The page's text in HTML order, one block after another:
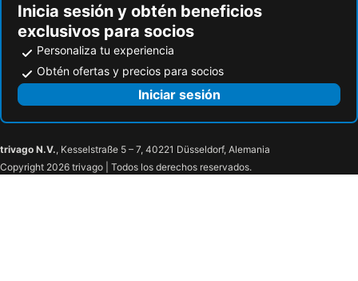
Flor de la selva
Malokamazonas
Hotel Pirarucu
Omshanty
Hotel Lomas del Paiyü
Amazonas Real
Casa Maüne
Refugio Turistico Maiku
Wikungo Hotel
Hotel Cori
Centro Recreacional El Korral
Hostal La Esperanza 2
Calanoa
Hotel Luvana Suite
Aparta Estadio
Inicia sesión y obtén beneficios
exclusivos para socios
Personaliza tu experiencia
Obtén ofertas y precios para socios
Iniciar sesión
trivago N.V., Kesselstraße 5 – 7, 40221 Düsseldorf, Alemania
Copyright 2026 trivago | Todos los derechos reservados.